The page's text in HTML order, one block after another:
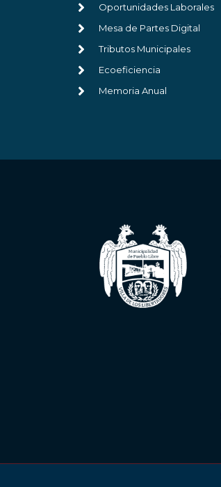
Oportunidades Laborales
Mesa de Partes Digital
Tributos Municipales
Ecoeficiencia
Memoria Anual